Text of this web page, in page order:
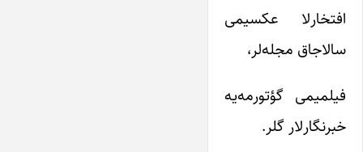
افتخارلا عکسیمی
سالاجاق مجله‌لر،
فیلمیمی گؤتورمه‌یه
خبرنگارلار گلر.